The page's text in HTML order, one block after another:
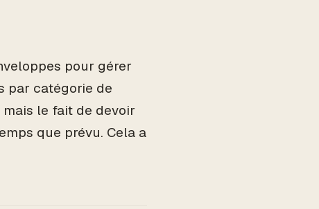
pour gérer
par catégorie de
le fait de devoir
que prévu. Cela a